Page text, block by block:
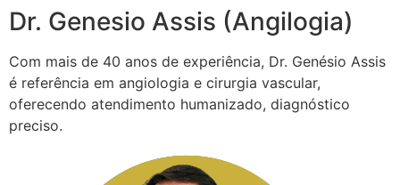
Dr. Genesio Assis (Angilogia)
Com mais de 40 anos de experiência, Dr. Genésio Assis
é referência em angiologia e cirurgia vascular,
oferecendo atendimento humanizado, diagnóstico
preciso.